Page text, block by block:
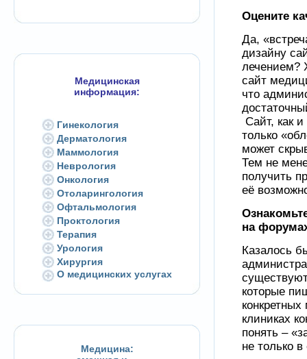
Медицинская
информация:
Гинекология
Дерматология
Маммология
Неврология
Онкология
Отоларингология
Офтальмология
Проктология
Терапия
Урология
Хирургия
О медицинских услугах
Медицина:
Оцените
Да,
дизайну
лечением?
сайт
что
Сайт, как
только
может
Тем не
получить
её
на
Казалось
которые
клиниках
понять –
не только